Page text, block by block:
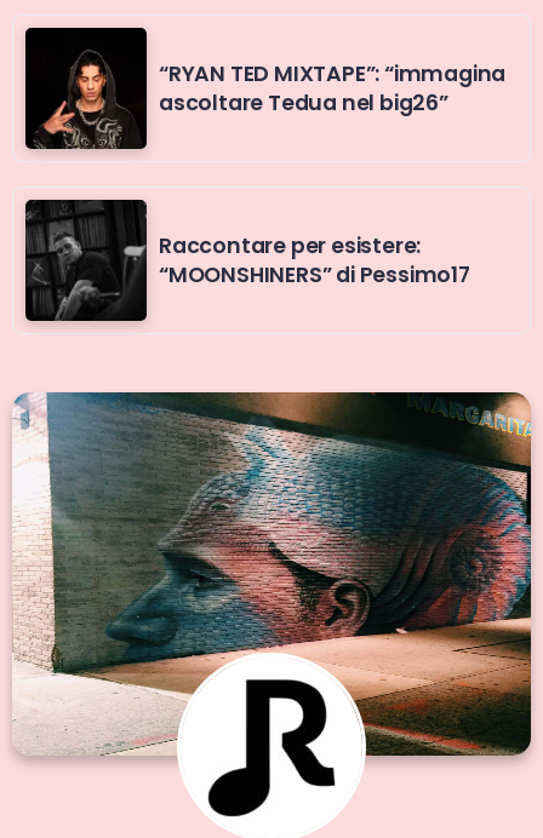
“RYAN TED MIXTAPE”: “immagina
ascoltare Tedua nel big26”
Raccontare per esistere:
“MOONSHINERS” di Pessimo17